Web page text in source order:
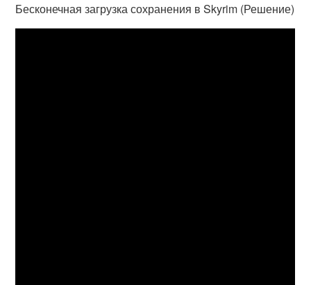
Бесконечная загрузка сохранения в Skyrim (Решение)